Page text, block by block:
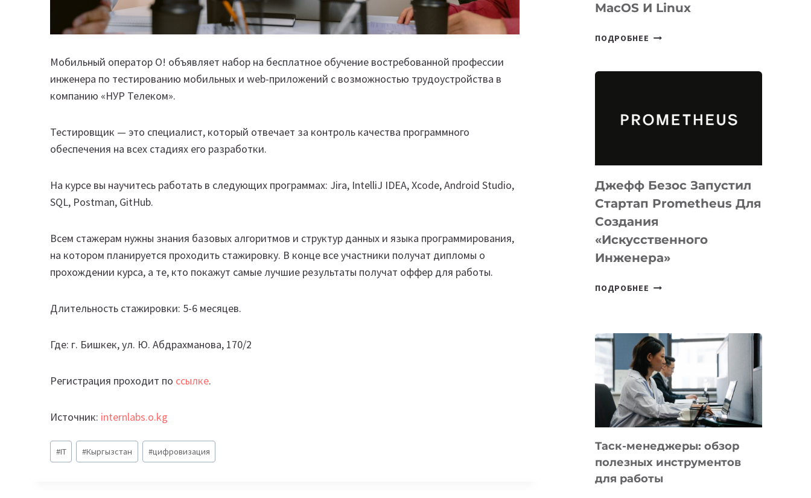
Мобильный оператор О! объявляет набор на бесплатное обучение востребованной профессии
инженера по тестированию мобильных и web-приложений с возможностью трудоустройства в
компанию «НУР Телеком».
Тестировщик — это специалист, который отвечает за контроль качества программного
обеспечения на всех стадиях его разработки.
На курсе вы научитесь работать в следующих программах: Jira, IntelliJ IDEA, Xcode, Android Studio,
SQL, Postman, GitHub.
Всем стажерам нужны знания базовых алгоритмов и структур данных и языка программирования,
на котором планируется проходить стажировку. В конце все участники получат дипломы о
прохождении курса, а те, кто покажут самые лучшие результаты получат оффер для работы.
Длительность стажировки: 5-6 месяцев.
Где: г. Бишкек, ул. Ю. Абдрахманова, 170/2
Регистрация проходит по ссылке.
Источник: internlabs.o.kg
Метки
записи:
#IT #Кыргызстан #цифровизация
MacOS И Linux
ПОДРОБНЕЕ META
ДЛЯ
И
LINUX
Джефф Безос Запустил
Стартап Prometheus Для
Создания
«искусственного
Инженера»
ПОДРОБНЕЕ ДЖЕФФ
PROMETHEUS
ДЛЯ
СОЗДАНИЯ
«ИСКУССТВЕННОГО
ИНЖЕНЕРА»
Таск-менеджеры: обзор
полезных инструментов
для работы